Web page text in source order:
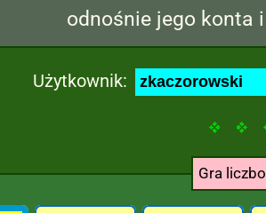
odnośnie jego konta
Użytkownik:
Gra